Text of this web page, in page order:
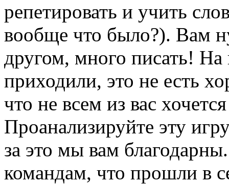
репетировать и учить
вообще что было?). Вам
другом, много писать!
приходили, это не есть
что не всем из вас
Проанализируйте эту
за это мы вам
командам, что прошли в